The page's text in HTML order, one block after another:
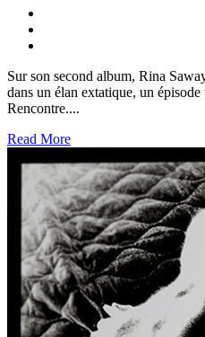
Sur son second album, Rina
dans un élan extatique, un
Rencontre....
Read More